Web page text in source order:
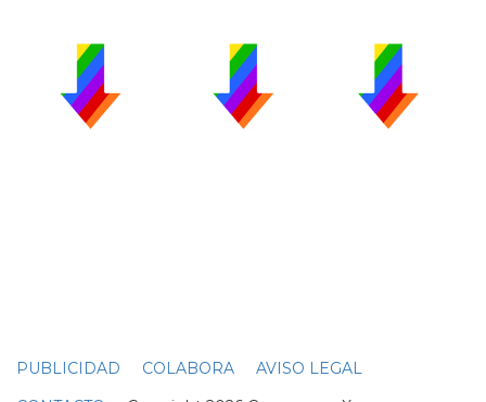
PUBLICIDAD COLABORA
AVISO LEGAL